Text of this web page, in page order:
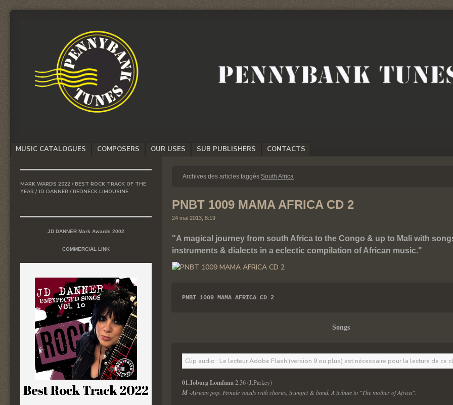
PENNYBANK
MUSIC
Menu
SKIP TO CONTENT
MUSIC CATALOGUES COMPOSERS OUR USES SUB PUBLISHERS CONTACTS
Archives des articles taggés South Africa
PNBT 1009 MAMA AFRICA CD 2
24 mai 2013, 8:19
"A magical journey from south Africa to the Congo & up to Mali with
instruments & dialects in a eclectic compilation of African music."
PNBT 1009 MAMA AFRICA CD 2
Songs
Clip audio : Le lecteur Adobe Flash (version 9 ou plus) est nécessaire pour la lecture de ce
01.Joburg Lomfana 2:36 (J.Parkey)
M -African pop. Female vocals with chorus, trumpet & band. A tribute to "The mother of Africa".
MARK WARDS 2022 / BEST ROCK TRACK OF THE
YEAR / JD DANNER / REDNECK LIMOUSINE
JD DANNER Mark Awards 2002
COMMERCIAL LINK